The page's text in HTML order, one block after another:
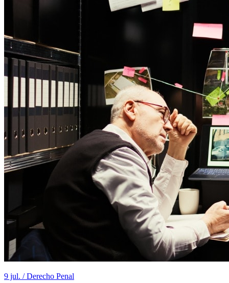
9 jul. / Derecho Penal